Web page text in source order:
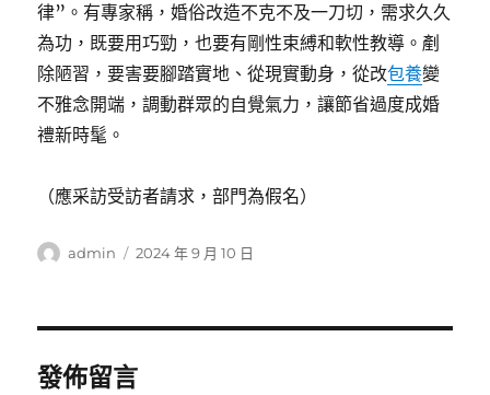
律”。有專家稱，婚俗改造不克不及一刀切，需求久久
為功，既要用巧勁，也要有剛性束縛和軟性教導。剷
除陋習，要害要腳踏實地、從現實動身，從改包養變
不雅念開端，調動群眾的自覺氣力，讓節省過度成婚
禮新時髦。
（應采訪受訪者請求，部門為假名）
作
admin
發
2024 年 9 月 10 日
發佈留言